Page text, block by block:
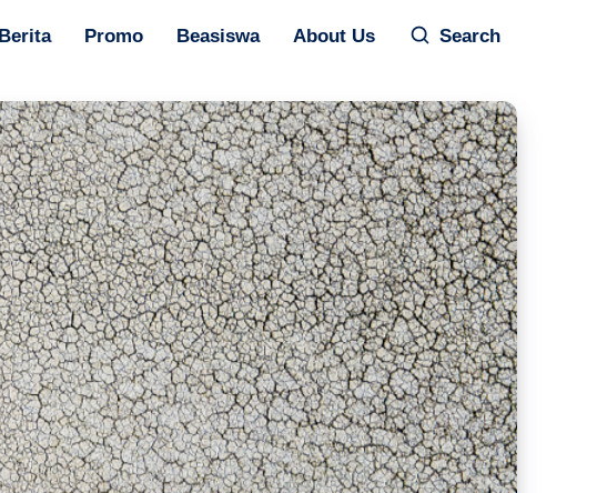
Berita Promo Beasiswa About Us Search